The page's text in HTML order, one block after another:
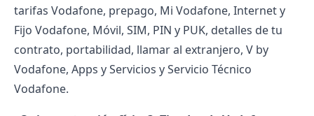
tarifas Vodafone, prepago, Mi Vodafone, Internet y
Fijo Vodafone, Móvil, SIM, PIN y PUK, detalles de tu
contrato, portabilidad, llamar al extranjero, V by
Vodafone, Apps y Servicios y Servicio Técnico
Vodafone.